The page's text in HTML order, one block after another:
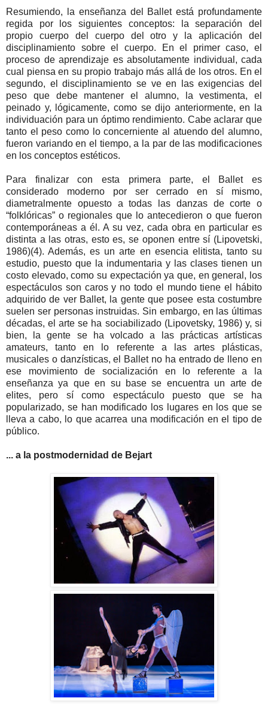
Resumiendo, la enseñanza del Ballet está profundamente
regida por los siguientes conceptos: la separación del
propio cuerpo del cuerpo del otro y la aplicación del
disciplinamiento sobre el cuerpo. En el primer caso, el
proceso de aprendizaje es absolutamente individual, cada
cual piensa en su propio trabajo más allá de los otros. En el
segundo, el disciplinamiento se ve en las exigencias del
peso que debe mantener el alumno, la vestimenta, el
peinado y, lógicamente, como se dijo anteriormente, en la
individuación para un óptimo rendimiento. Cabe aclarar que
tanto el peso como lo concerniente al atuendo del alumno,
fueron variando en el tiempo, a la par de las modificaciones
en los conceptos estéticos.
Para finalizar con esta primera parte, el Ballet es
considerado moderno por ser cerrado en sí mismo,
diametralmente opuesto a todas las danzas de corte o
“folklóricas” o regionales que lo antecedieron o que fueron
contemporáneas a él. A su vez, cada obra en particular es
distinta a las otras, esto es, se oponen entre sí (Lipovetski,
1986)(4). Además, es un arte en esencia elitista, tanto su
estudio, puesto que la indumentaria y las clases tienen un
costo elevado, como su expectación ya que, en general, los
espectáculos son caros y no todo el mundo tiene el hábito
adquirido de ver Ballet, la gente que posee esta costumbre
suelen ser personas instruidas. Sin embargo, en las últimas
décadas, el arte se ha sociabilizado (Lipovetsky, 1986) y, si
bien, la gente se ha volcado a las prácticas artísticas
amateurs, tanto en lo referente a las artes plásticas,
musicales o danzísticas, el Ballet no ha entrado de lleno en
ese movimiento de socialización en lo referente a la
enseñanza ya que en su base se encuentra un arte de
elites, pero sí como espectáculo puesto que se ha
popularizado, se han modificado los lugares en los que se
lleva a cabo, lo que acarrea una modificación en el tipo de
público.
... a la postmodernidad de Bejart